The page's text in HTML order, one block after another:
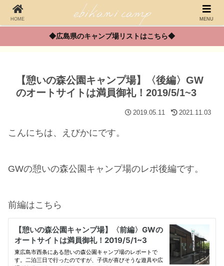
◆広島県のキャンプ場リストはこちら◆
【憩いの森公園キャンプ場】〈後編〉GW
のオートサイトは満員御礼！2019/5/1~3
2019.05.11 2021.11.03
こんにちは、えびかにです。
GWの憩いの森公園キャンプ場のレポ後編です。
前編はこちら
HOME MENU